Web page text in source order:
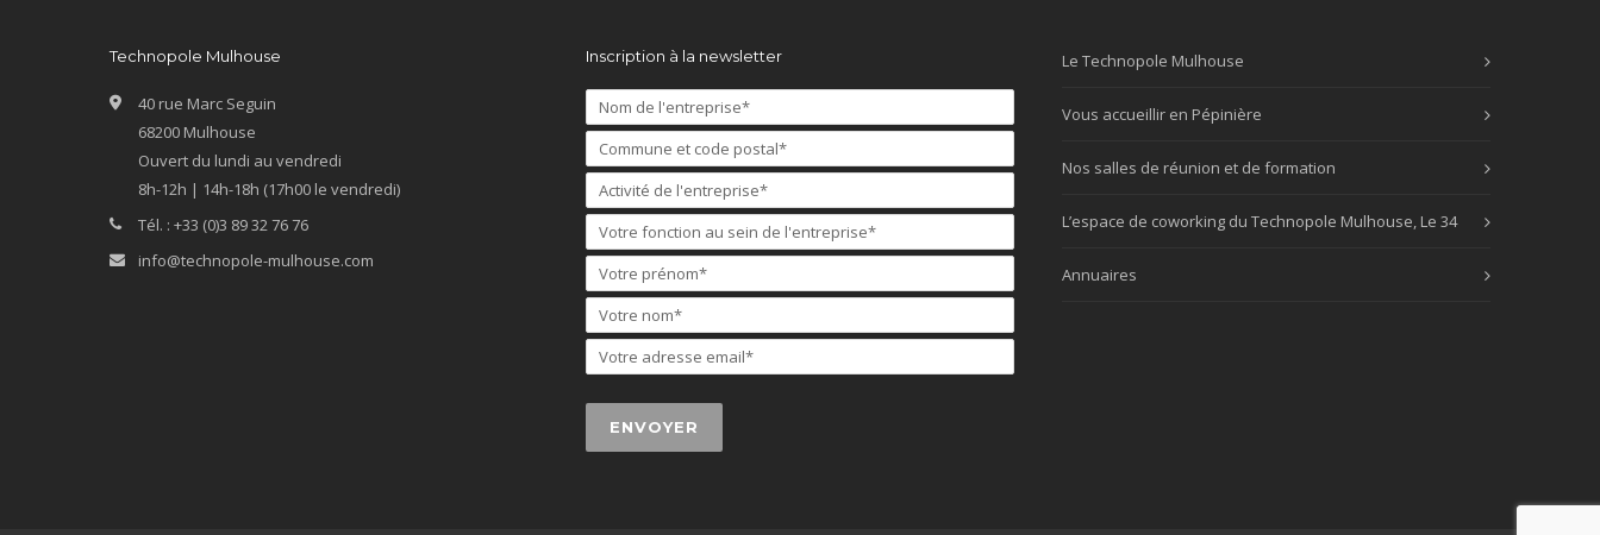
Technopole Mulhouse
40 rue Marc Seguin
68200 Mulhouse
Ouvert du lundi au vendredi
8h-12h | 14h-18h (17h00 le vendredi)
Tél. : +33 (0)3 89 32 76 76
info@technopole-mulhouse.com
Inscription à la newsletter Le Technopole Mulhouse
Vous accueillir en Pépinière
Nos salles de réunion et de formation
L’espace de coworking du Technopole Mulhouse, Le 34
Annuaires